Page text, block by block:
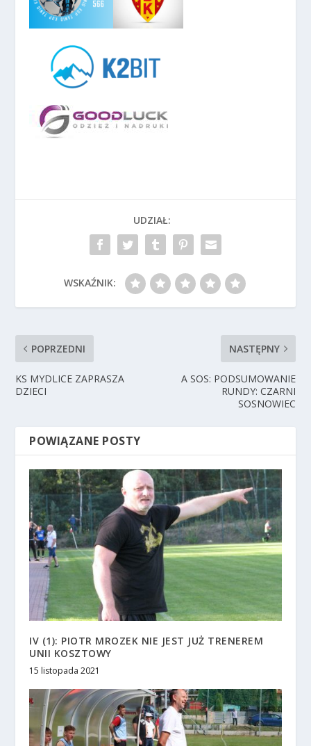
UDZIAŁ:
WSKAŹNIK:
POPRZEDNI
KS MYDLICE ZAPRASZA
DZIECI
NASTĘPNY
A SOS: PODSUMOWANIE
RUNDY: CZARNI
SOSNOWIEC
POWIĄZANE POSTY
IV (1): PIOTR MROZEK NIE JEST JUŻ TRENEREM
UNII KOSZTOWY
15 listopada 2021